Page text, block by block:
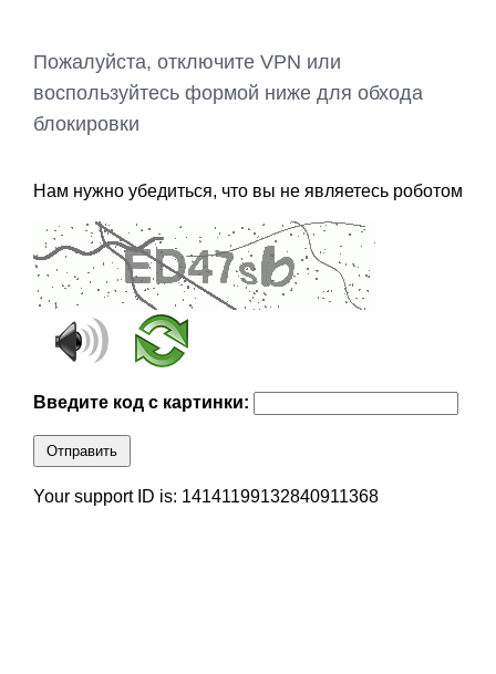
Пожалуйста, отключите VPN или
воспользуйтесь формой ниже для обхода
блокировки
Нам нужно убедиться, что вы не являетесь роботом
Введите код с картинки:
Отправить
Your support ID is: 14141199132840911368